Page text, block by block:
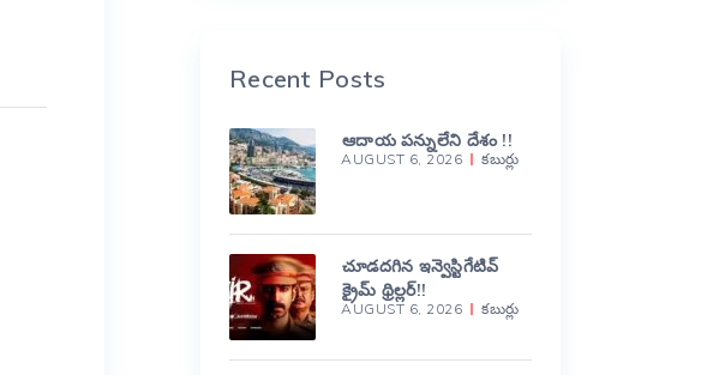
Recent Posts
ఆదాయ పన్నులేని దేశం !!
AUGUST 6, 2026 కబుర్లు
చూడదగిన ఇన్వెస్టిగేటివ్
క్రైమ్ థ్రిల్లర్!!
AUGUST 6, 2026 కబుర్లు